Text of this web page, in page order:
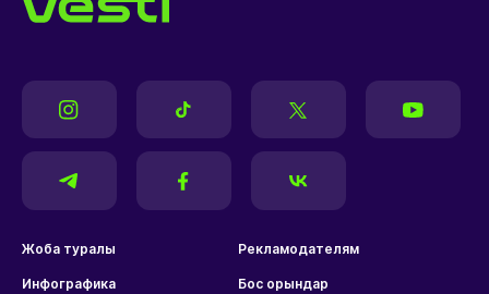
Жоба туралы Рекламодателям
Инфографика Бос орындар